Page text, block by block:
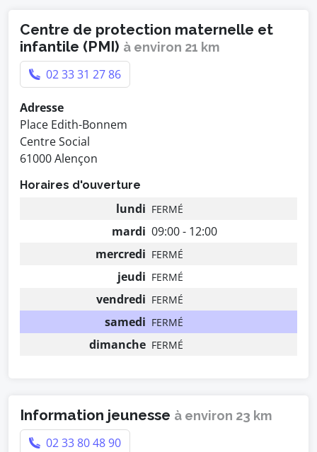
Centre de protection maternelle et
infantile (PMI) à environ 21 km
02 33 31 27 86
Adresse
Place Edith-Bonnem
Centre Social
61000 Alençon
Horaires d'ouverture
lundi FERMÉ
mardi 09:00 - 12:00
mercredi FERMÉ
jeudi FERMÉ
vendredi FERMÉ
samedi FERMÉ
dimanche FERMÉ
Information jeunesse à environ 23 km
02 33 80 48 90